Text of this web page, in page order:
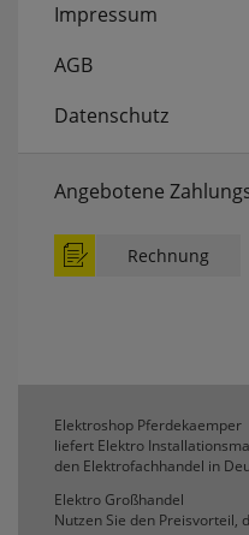
Impressum
AGB
Datenschutz
Angebotene
Rechnung
Elektroshop Pferdekaemper
liefert Elektro
den Elektrofachhandel in
Elektro Großhandel
Nutzen Sie den Preisvorteil,